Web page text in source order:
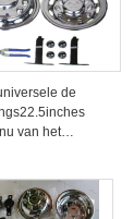
de
van het
de Mensenbus